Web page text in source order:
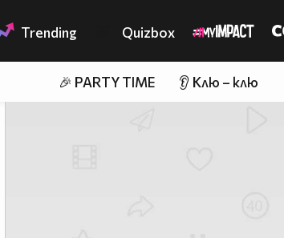
Trending Quizbox
🎉 PARTY TIME 👂 Клю – клю